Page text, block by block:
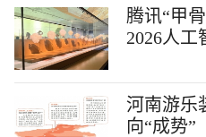
腾讯“甲
2026人工
河南游乐
向“成势”